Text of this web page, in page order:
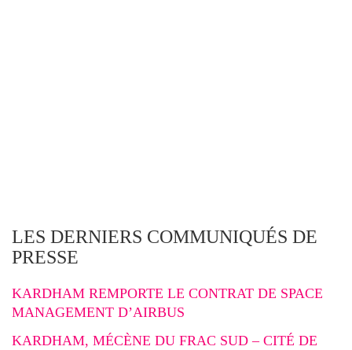
LES DERNIERS COMMUNIQUÉS DE
PRESSE
KARDHAM REMPORTE LE CONTRAT DE SPACE
MANAGEMENT D’AIRBUS
KARDHAM, MÉCÈNE DU FRAC SUD – CITÉ DE